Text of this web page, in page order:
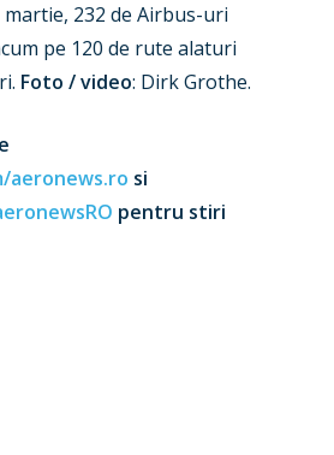
232 de Airbus-uri
pe 120 de rute alaturi
Foto / video: Dirk Grothe.
aeronews.ro si
pentru stiri
Farnborough 2022
Dubai 2019
Jobs
Contact